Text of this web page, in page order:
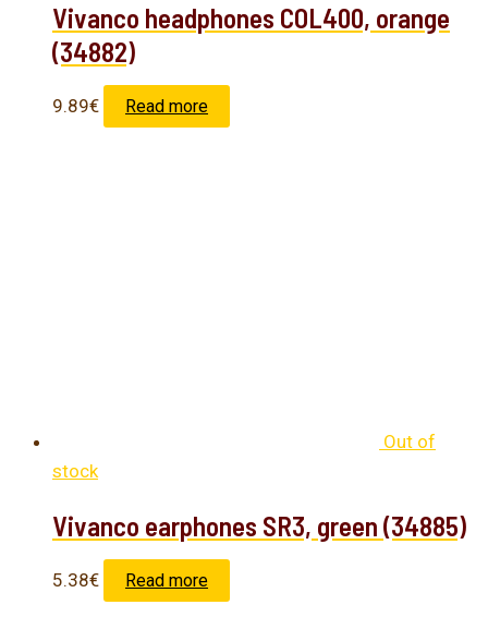
Vivanco headphones COL400, orange
(34882)
9.89€ Read more
Out of
stock
Vivanco earphones SR3, green (34885)
5.38€ Read more